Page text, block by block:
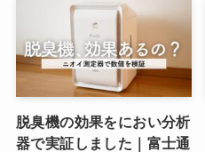
脱臭機の効果をにおい分析
器で実証しました｜富士通